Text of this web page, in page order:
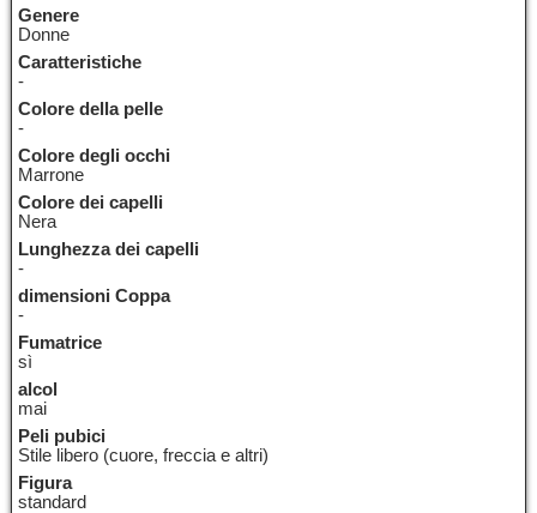
Genere
Donne
Caratteristiche
-
Colore della pelle
-
Colore degli occhi
Marrone
Colore dei capelli
Nera
Lunghezza dei capelli
-
dimensioni Coppa
-
Fumatrice
sì
alcol
mai
Peli pubici
Stile libero (cuore, freccia e altri)
Figura
standard